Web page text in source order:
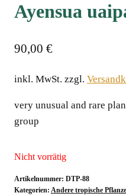
Ayensua
90,00 €
inkl. MwSt. zzgl.
very unusual and rare
groupﾠ
Nicht vorrätig
Artikelnummer: DTP-88
Kategorien: Andere tropische